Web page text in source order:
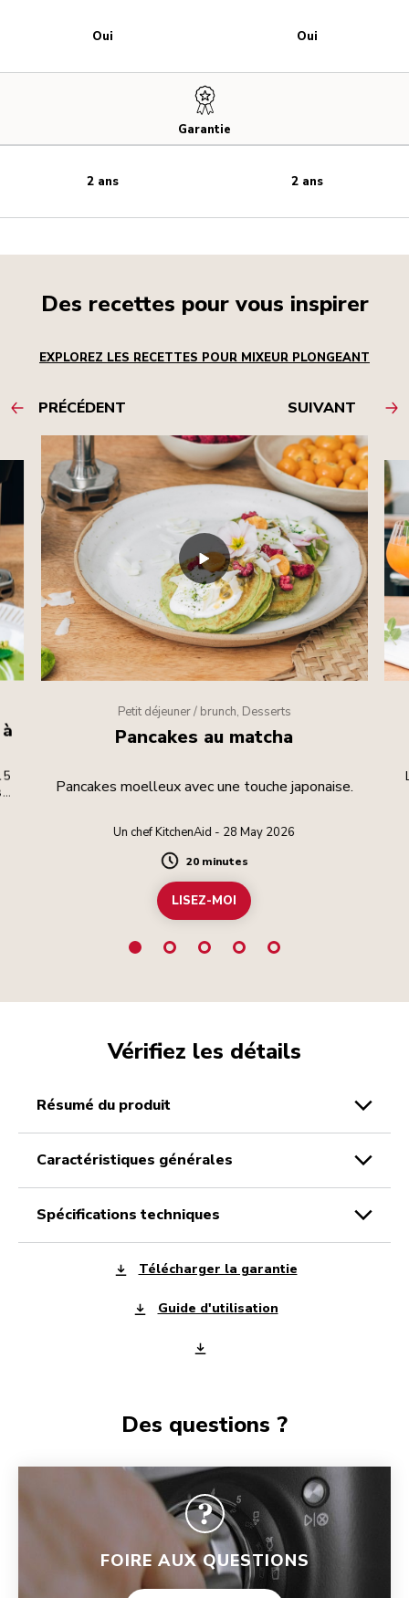
Garantie
Oui
2 ans
Oui
2 ans
Des recettes pour vous inspirer
EXPLOREZ LES RECETTES POUR MIXEUR PLONGEANT
PRÉCÉDENT SUIVANT
Petit déjeuner / brunch, Desserts
Pancakes au matcha
Pancakes moelleux avec une touche japonaise.
Un chef KitchenAid - 28 May 2026
Duration
20 minutes
LISEZ-MOI
Vérifiez les détails
résumé du produit
caractéristiques générales
spécifications techniques
Télécharger la garantie
Guide d'utilisation
Des questions ?
FOIRE AUX QUESTIONS